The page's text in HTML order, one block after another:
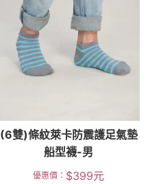
(6雙)條紋萊卡防震護足氣墊
船型襪-男
優惠價： $399元